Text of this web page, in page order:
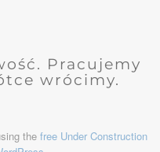
Pracujemy
wrócimy.
the free Under Construction